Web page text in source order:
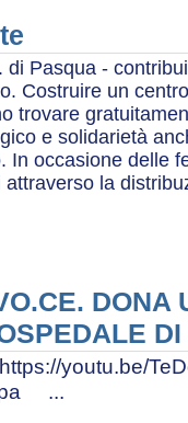
di Pasqua -
Costruire un
trovare
e solidarietà
In occasione delle
la
DONA
youtu.be/
...